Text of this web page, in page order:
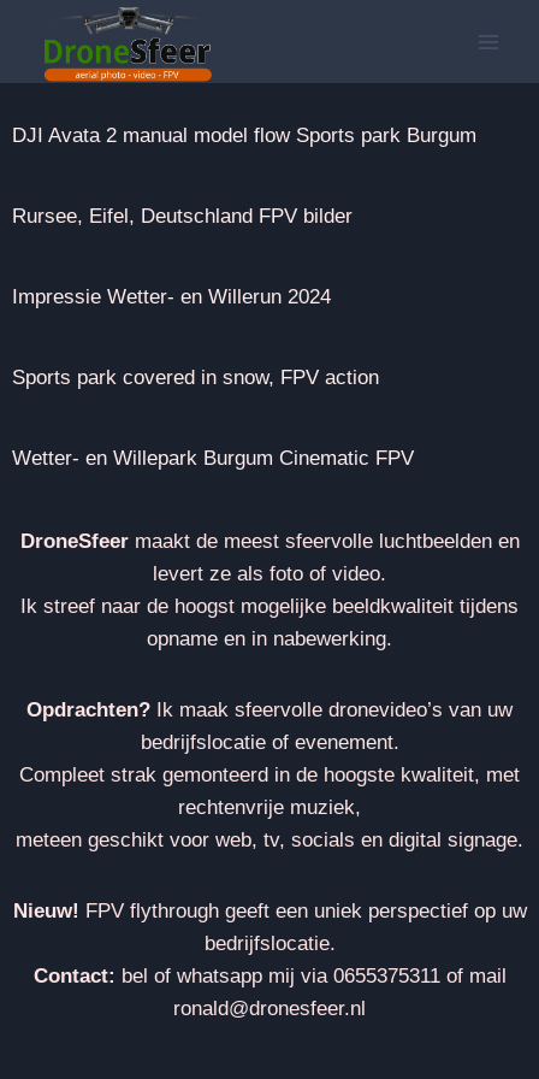
DJI Avata 2 manual model flow Sports park Burgum
Rursee, Eifel, Deutschland FPV bilder
Impressie Wetter- en Willerun 2024
Sports park covered in snow, FPV action
Wetter- en Willepark Burgum Cinematic FPV
DroneSfeermaakt de meest sfeervolle luchtbeelden en
levert ze als foto of video.
Ik streef naar de hoogst mogelijke beeldkwaliteit tijdens
opname en in nabewerking.
Opdrachten? Ik maak sfeervolle dronevideo’s van uw
bedrijfslocatie of evenement.
Compleet strak gemonteerd in de hoogste kwaliteit, met
rechtenvrije muziek,
meteen geschikt voor web, tv, socials en digital signage.
Nieuw! FPV flythrough geeft een uniek perspectief op uw
bedrijfslocatie.
Contact: bel of whatsapp mij via 0655375311 of mail
ronald@dronesfeer.nl